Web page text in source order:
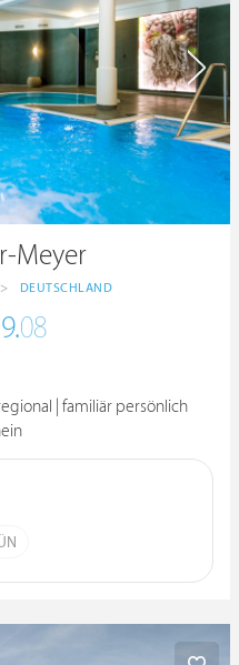
Meyer
> DEUTSCHLAND
9.08
| familiär persönlich